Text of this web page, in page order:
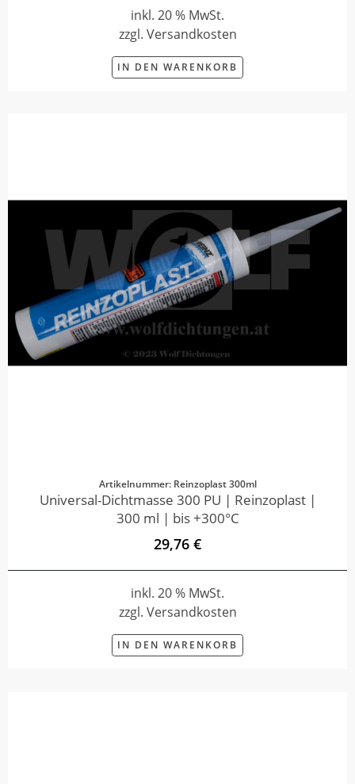
inkl. 20 % MwSt.
zzgl. Versandkosten
IN DEN WARENKORB
Artikelnummer: Reinzoplast 300ml
Universal-Dichtmasse 300 PU | Reinzoplast |
300 ml | bis +300°C
29,76 €
inkl. 20 % MwSt.
zzgl. Versandkosten
IN DEN WARENKORB